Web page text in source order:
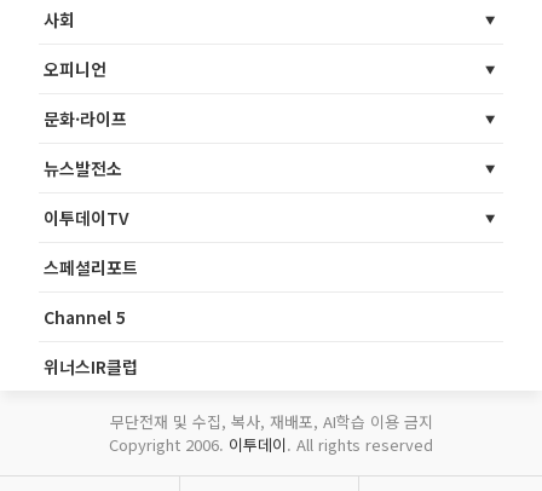
사회
오피니언
문화·라이프
뉴스발전소
이투데이TV
스페셜리포트
Channel 5
위너스IR클럽
무단전재 및 수집, 복사, 재배포, AI학습 이용 금지
Copyright 2006. 이투데이. All rights reserved